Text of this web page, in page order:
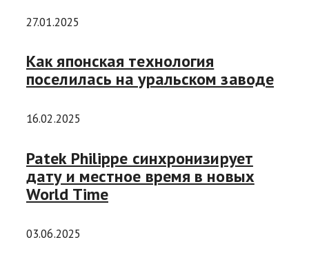
27.01.2025
Как японская технология
поселилась на уральском заводе
16.02.2025
Patek Philippe синхронизирует
дату и местное время в новых
World Time
03.06.2025